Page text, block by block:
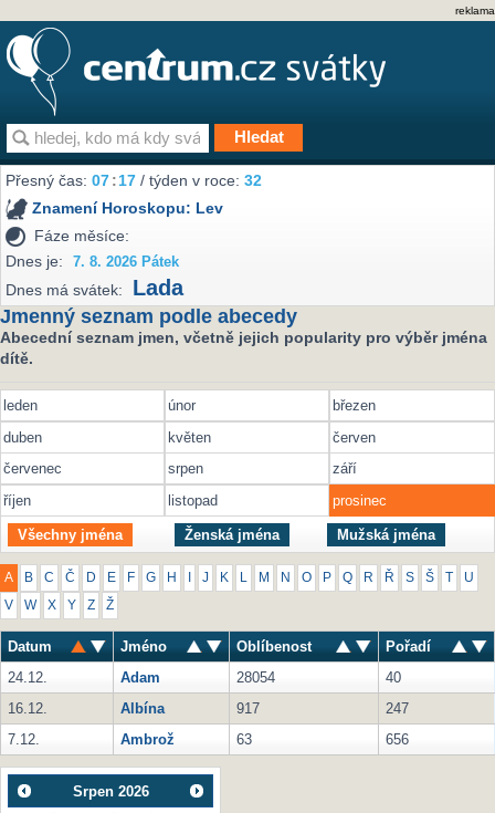
reklama
Přesný čas:07:17 / týden v roce:32
Znamení Horoskopu: Lev
Fáze měsíce:
Dnes je:
7. 8. 2026 Pátek
Dnes má svátek: Lada
Jmenný seznam podle abecedy
Abecední seznam jmen, včetně jejich popularity pro výběr jména
dítě.
leden únor
březen
duben
květen
červen
červenec
srpen
září
říjen
listopad prosinec
Všechny jména Ženská jména Mužská jména
A B C Č D E F G H J K M N O P Q R Ř S Š U
V W X Y Z Ž
Datum Jméno Oblíbenost
Pořadí
24.12.
Adam 28054
40
16.12.
Albína 917
247
7.12.
Ambrož 63 656
Srpen 2026